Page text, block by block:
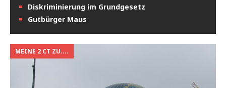
Diskriminierung im Grundgesetz
Gutbürger Maus
MEINE 2 CT ZU....